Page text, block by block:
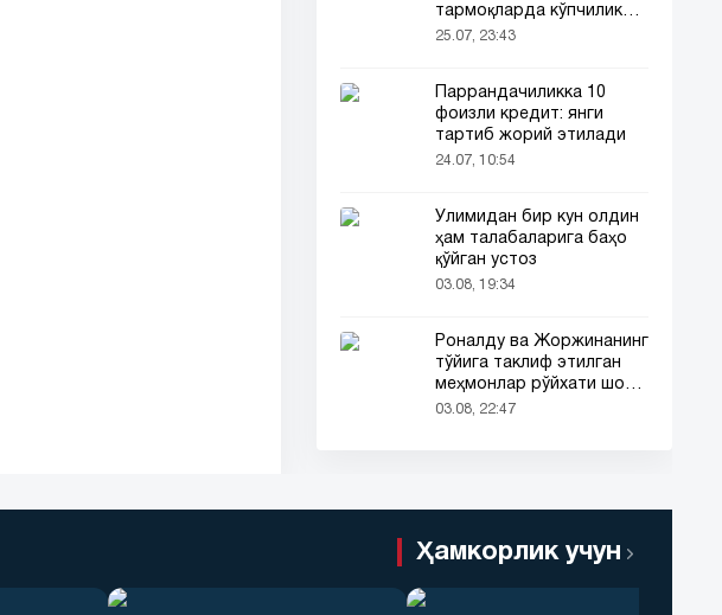
тармоқларда кўпчиликни
таъсирлантирди
25.07, 23:43
Паррандачиликка 10
фоизли кредит: янги
тартиб жорий этилади
24.07, 10:54
Ўлимидан бир кун олдин
ҳам талабаларига баҳо
қўйган устоз
03.08, 19:34
Роналду ва Жоржинанинг
тўйига таклиф этилган
меҳмонлар рўйхати шов-
шувда
03.08, 22:47
Ҳамкорлик учун